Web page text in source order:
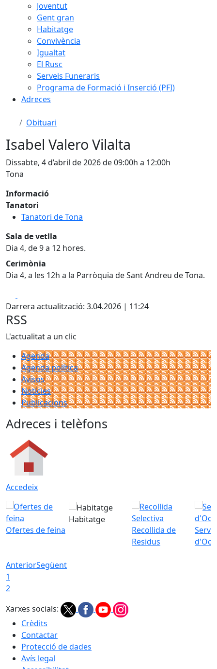
Joventut
Gent gran
Habitatge
Convivència
Igualtat
El Rusc
Serveis Funeraris
Programa de Formació i Inserció (PFI)
Adreces
Obituari
Isabel Valero Vilalta
Dissabte, 4 d’abril de 2026 de 09:00h a 12:00h
Tona
Informació
Tanatori
Tanatori de Tona
Sala de vetlla
Dia 4, de 9 a 12 hores.
Cerimònia
Dia 4, a les 12h a la Parròquia de Sant Andreu de Tona.
Darrera actualització: 3.04.2026 | 11:24
RSS
L'actualitat a un clic
Agenda
Agenda política
Avisos
Notícies
Publicacions
Adreces i telèfons
Accedeix
Ofertes de feina
Habitatge
Recollida de
Residus
Servei
AnteriorSegüent
1
2
Xarxes socials:
Crèdits
Contactar
Protecció de dades
Avís legal